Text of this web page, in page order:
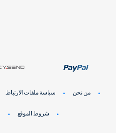
من نحن سياسة ملفات الارتباط
شروط الموقع